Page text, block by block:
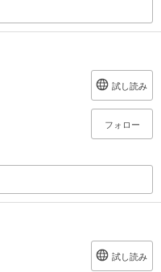
試し読み
フォロー
試し読み